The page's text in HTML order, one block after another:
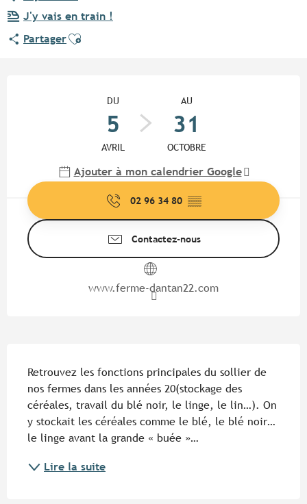
J'y vais en train !
PartagerAjouter aux favoris
DU
5
AVRIL
AU
31
OCTOBRE
Ajouter à mon calendrier Google
02 96 34 80 ▒▒
Contactez-nous
www.ferme-dantan22.com
Retrouvez les fonctions principales du sollier de
nos fermes dans les années 20(stockage des
céréales, travail du blé noir, le linge, le lin…). On
y stockait les céréales comme le blé, le blé noir…
le linge avant la grande « buée »…
Lire la suite